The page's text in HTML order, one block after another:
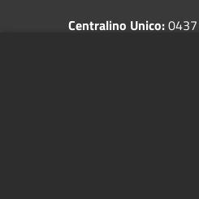
Centralino Unico: